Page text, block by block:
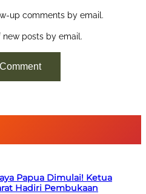
up comments by email.
new posts by email.
Papua Dimulai! Ketua
Hadiri Pembukaan